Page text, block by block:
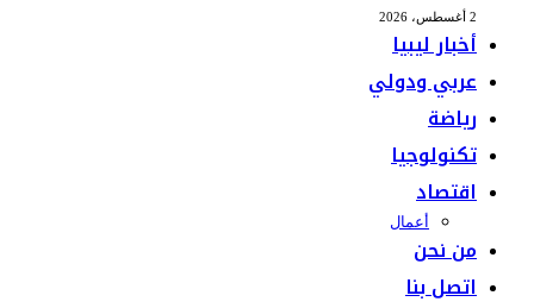
أخبار ليبيا
عربي ودولي
رياضة
تكنولوجيا
اقتصاد
أعمال
من نحن
اتصل بنا